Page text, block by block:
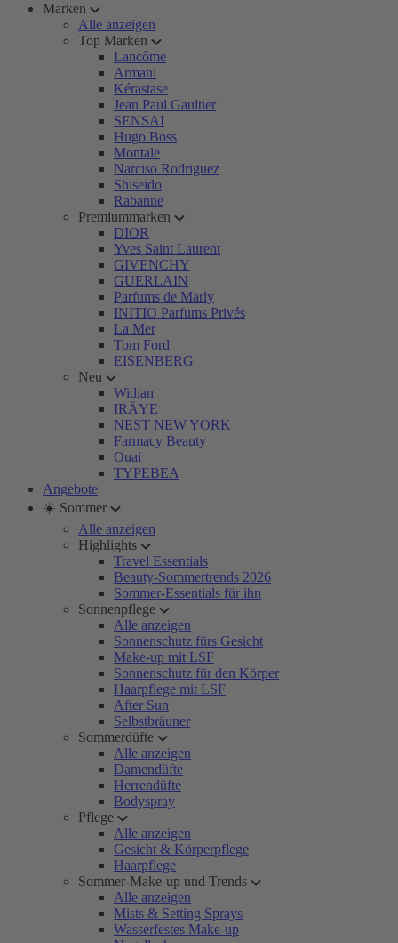
Marken
Alle anzeigen
Top Marken
Lancôme
Armani
Kérastase
Jean Paul Gaultier
SENSAI
Hugo Boss
Montale
Narciso Rodriguez
Shiseido
Rabanne
Premiummarken
DIOR
Yves Saint Laurent
GIVENCHY
GUERLAIN
Parfums de Marly
INITIO Parfums Privés
La Mer
Tom Ford
EISENBERG
Neu
Widian
IRÄYE
NEST NEW YORK
Farmacy Beauty
Ouai
TYPEBEA
Angebote
☀️ Sommer
Alle anzeigen
Highlights
Travel Essentials
Beauty-Sommertrends 2026
Sommer-Essentials für ihn
Sonnenpflege
Alle anzeigen
Sonnenschutz fürs Gesicht
Make-up mit LSF
Sonnenschutz für den Körper
Haarpflege mit LSF
After Sun
Selbstbräuner
Sommerdüfte
Alle anzeigen
Damendüfte
Herrendüfte
Bodyspray
Pflege
Alle anzeigen
Gesicht & Körperpflege
Haarpflege
Sommer-Make-up und Trends
Alle anzeigen
Mists & Setting Sprays
Wasserfestes Make-up